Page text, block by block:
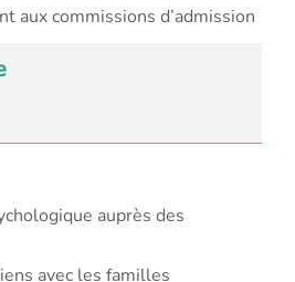
aux commissions d’admission
auprès des
avec les familles